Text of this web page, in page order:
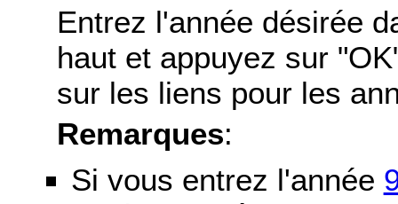
Entrez l'année désirée
haut et appuyez sur
sur les liens pour les
Remarques:
Si vous entrez l'année